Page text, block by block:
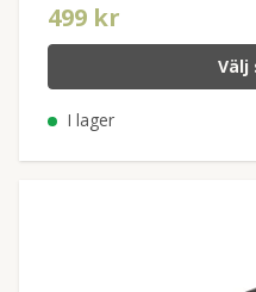
499 kr
Välj
I lager